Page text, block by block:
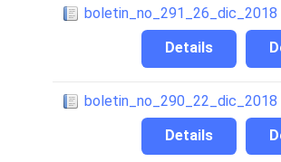
boletin_no_291_26_dic_2018
Details
boletin_no_290_22_dic_2018
Details